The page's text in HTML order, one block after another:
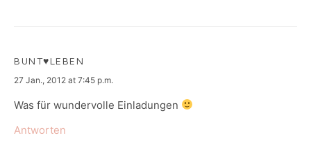
BUNT♥LEBEN
says:
27 Jan., 2012 at 7:45 p.m.
Was für wundervolle Einladungen
Antworten